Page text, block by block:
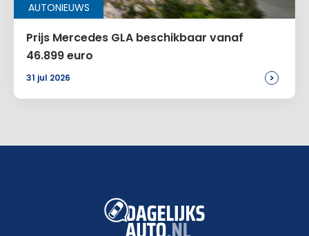
AUTONIEUWS
Prijs Mercedes GLA beschikbaar vanaf
46.899 euro
31 jul 2026 >